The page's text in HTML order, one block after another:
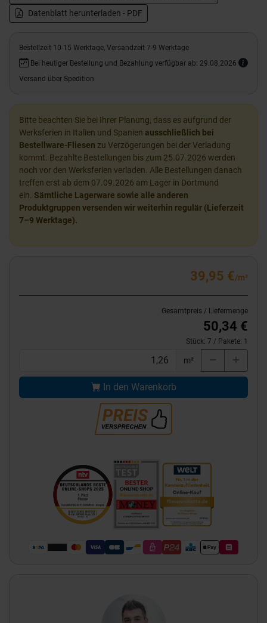
Datenblatt herunterladen - PDF
Bestellzeit 10-15 Werktage, Versandzeit 7-9 Werktage
Bei heutiger Bestellung und Bezahlung verfügbar ab: 29.08.2026
Versand über Spedition
Bitte beachten Sie bei Ihrer Planung, dass es aufgrund der
Werksferien in Italien und Spanien ausschließlich bei
Bestellware-Fliesen zu Verzögerungen bei der Verladung
kommt. Bezahlte Bestellungen bis zum 25.07.2026 werden
noch vor den Werksferien verladen. Alle Bestellungen danach
treffen erst ab dem 07.09.2026 am Lager in Dortmund
ein. Sämtliche Lagerware sowie alle anderen
Produktgruppen versenden wir weiterhin regulär (Lieferzeit
7–9 Werktage).
39,95 €/m²
Gesamtpreis / Liefermenge
50,34 €
Stück: 7 / Pakete: 1
m²
In den Warenkorb